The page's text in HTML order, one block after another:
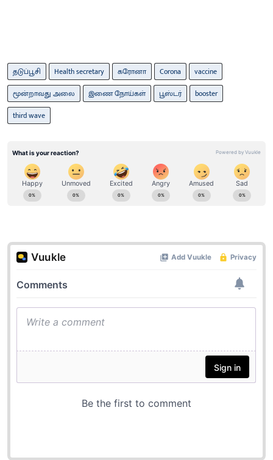
தடுப்பூசி Health secretary கரோனா Corona
vaccine
மூன்றாவது அலை
இணை நோய்கள் பூஸ்டர்
booster
third wave